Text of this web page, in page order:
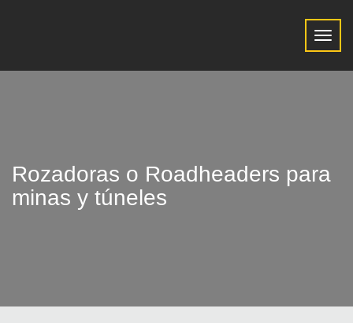
Rozadoras o Roadheaders para
minas y túneles